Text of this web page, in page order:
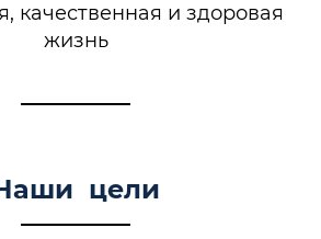
качественная и здоровая
жизнь
цели